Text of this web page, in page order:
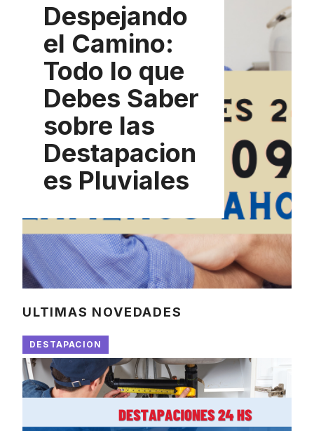
Despejando
el Camino:
Todo lo que
Debes Saber
sobre las
Destapacion
es Pluviales
ULTIMAS NOVEDADES
DESTAPACION